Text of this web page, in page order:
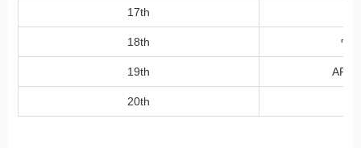
17th
18th ウ
19th
20th